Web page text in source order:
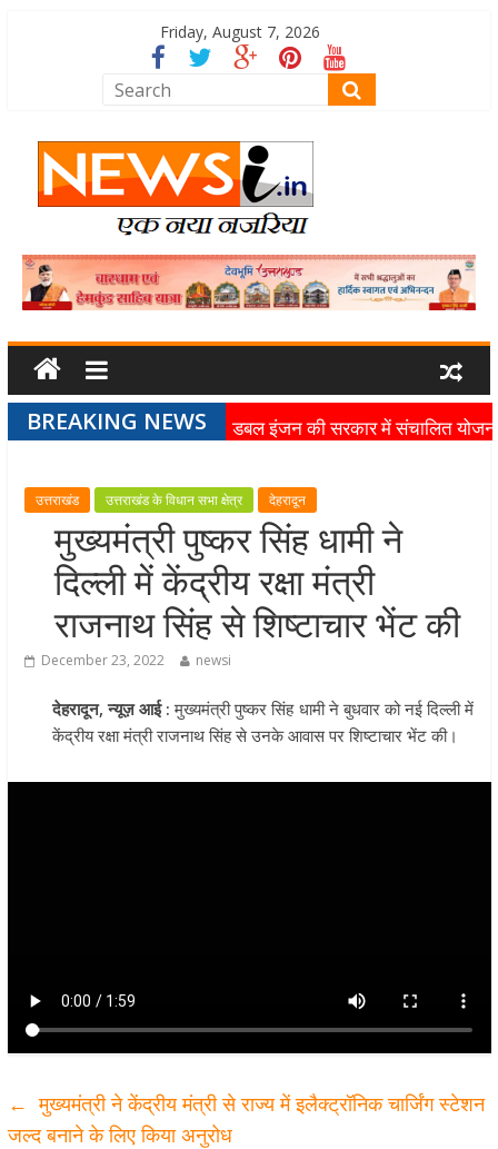
Friday, August 7, 2026
BREAKING NEWS
डबल इंजन की सरकार में संचालित
रहा है: मुख्यमंत्री
मुख्यमंत्री पुष्कर सिंह धामी ने हरकी पैड़ी
लेकर कांवड़ यात्रा मार्ग पर हेलीकॉप्टर से
शिवभक्तों पर पुष्पवर्षा कर उनका स्वागत
किया गया
धर्मनगरी हरिद्वार में कांवड़ यात्रा के दौरान
अद्भुत संगम देखने को मिला
मुख्यमंत्री ने स्वास्थ्य सेवा शिविर का किया
भोजन
उत्तराखंड उत्तराखंड के विधान सभा क्षेत्र देहरादून
मुख्यमंत्री पुष्कर सिंह धामी ने
दिल्ली में केंद्रीय रक्षा मंत्री
राजनाथ सिंह से शिष्टाचार भेंट की
December 23, 2022 newsi
देहरादून, न्यूज़ आई : मुख्यमंत्री पुष्कर सिंह धामी ने बुधवार को नई दिल्ली में
केंद्रीय रक्षा मंत्री राजनाथ सिंह से उनके आवास पर शिष्टाचार भेंट की।
← मुख्यमंत्री ने केंद्रीय मंत्री से राज्य में इलैक्ट्रॉनिक चार्जिंग स्टेशन
जल्द बनाने के लिए किया अनुरोध